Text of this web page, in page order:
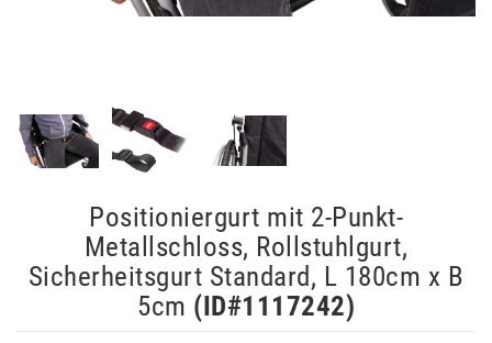
Positioniergurt mit 2-Punkt-
Metallschloss, Rollstuhlgurt,
Sicherheitsgurt Standard, L 180cm x B
5cm (ID#1117242)